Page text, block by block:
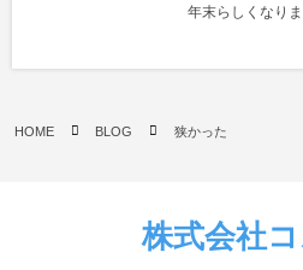
年末らしくなり
HOME BLOG 狭かった
株式会社